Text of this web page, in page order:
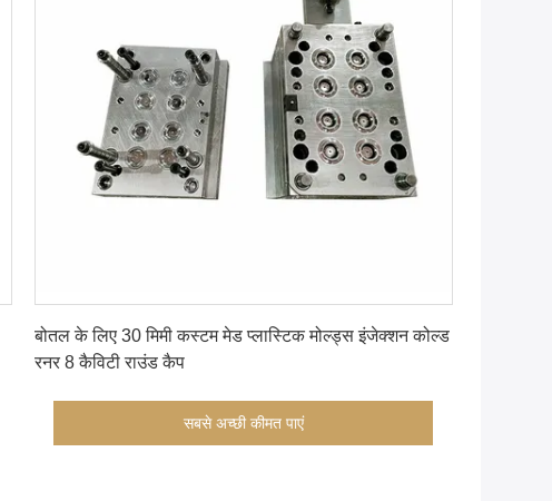
बोतल के लिए 30 मिमी कस्टम मेड प्लास्टिक मोल्ड्स इंजेक्शन कोल्ड
रनर 8 कैविटी राउंड कैप
सबसे अच्छी कीमत पाएं